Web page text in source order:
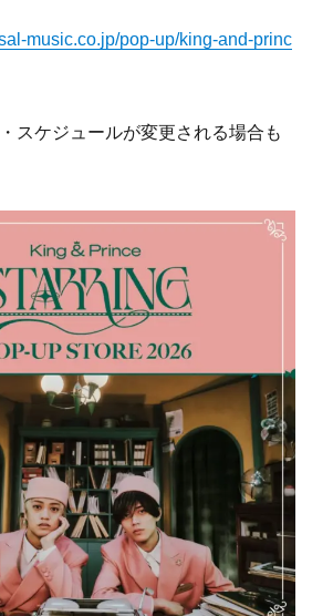
music.co.jp/pop-up/king-and-princ
スケジュールが変更される場合も